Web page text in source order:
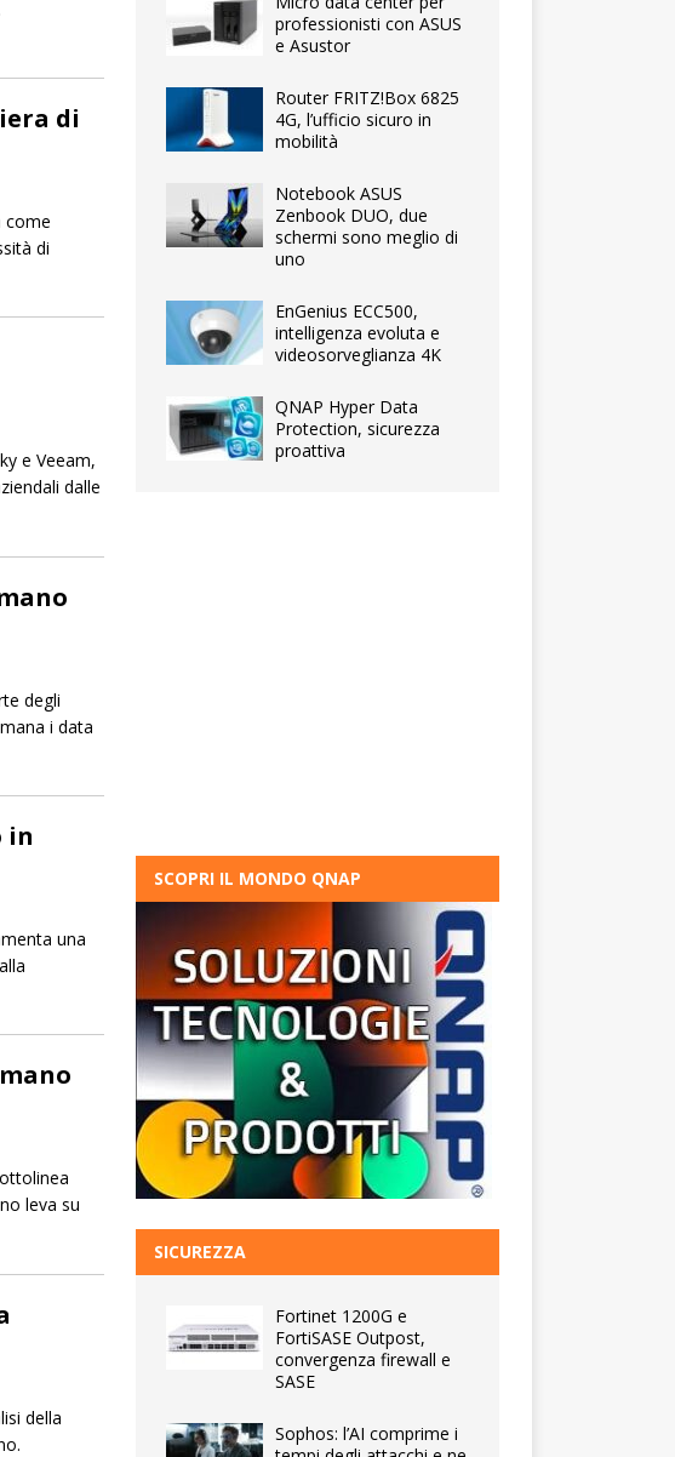
di
come
di
e Veeam,
dalle
degli
i data
in
una
leva su
della
professionisti con ASUS
e Asustor
Router FRITZ!Box 6825
4G, l’ufficio sicuro in
mobilità
Notebook ASUS
Zenbook DUO, due
schermi sono meglio di
uno
EnGenius ECC500,
intelligenza evoluta e
videosorveglianza 4K
QNAP Hyper Data
Protection, sicurezza
proattiva
SCOPRI IL MONDO QNAP
SICUREZZA
Fortinet 1200G e
FortiSASE Outpost,
convergenza firewall e
SASE
Sophos: l’AI comprime i